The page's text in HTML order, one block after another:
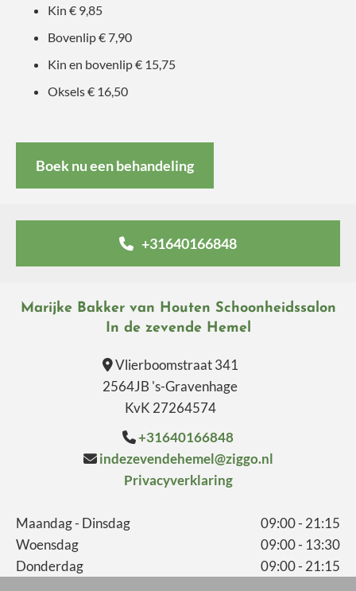
Kin € 9,85
Bovenlip € 7,90
Kin en bovenlip € 15,75
Oksels € 16,50
Boek nu een behandeling
+31640166848
Marijke Bakker van Houten Schoonheidssalon
In de zevende Hemel
Vlierboomstraat 341
2564JB 's-Gravenhage
KvK 27264574
+31640166848
 indezevendehemel@ziggo.nl
Privacyverklaring
Maandag - Dinsdag
09:00 - 21:15
Woensdag
09:00 - 13:30
Donderdag
09:00 - 21:15